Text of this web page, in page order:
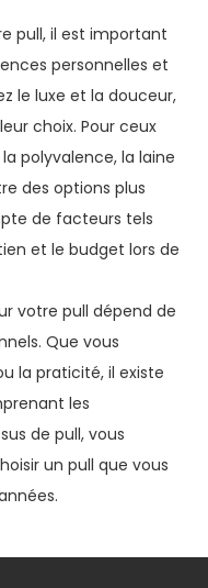
pull, il est important
personnelles et
le luxe et la douceur,
choix. Pour ceux
polyvalence, la laine
des options plus
de facteurs tels
et le budget lors de
votre pull dépend de
Que vous
la praticité, il existe
les
de pull, vous
un pull que vous